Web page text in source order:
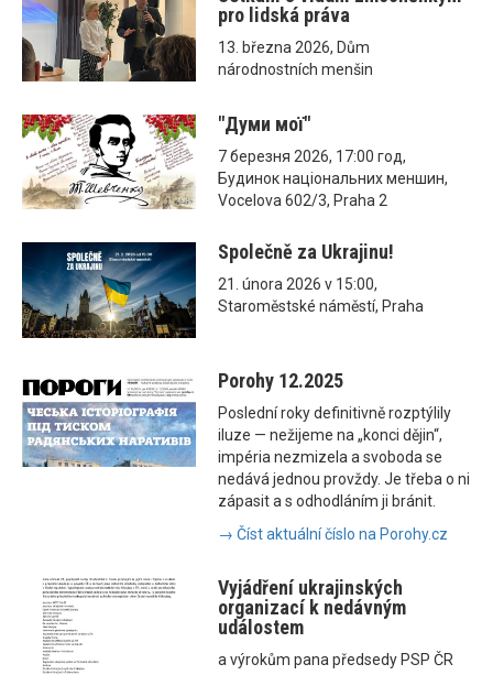
pro lidská práva
13. března 2026, Dům
národnostních menšin
"Думи мої"
7 березня 2026, 17:00 год,
Будинок національних меншин,
Vocelova 602/3, Praha 2
Společně za Ukrajinu!
21. února 2026 v 15:00,
Staroměstské náměstí, Praha
Porohy 12.2025
Poslední roky definitivně rozptýlily
iluze — nežijeme na „konci dějin“,
impéria nezmizela a svoboda se
nedává jednou provždy. Je třeba o ni
zápasit a s odhodláním ji bránit.
→ Číst aktuální číslo na Porohy.cz
Vyjádření ukrajinských
organizací k nedávným
událostem
a výrokům pana předsedy PSP ČR